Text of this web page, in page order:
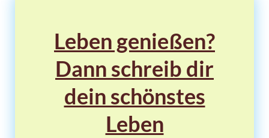
Leben genießen?
Dann schreib dir
dein schönstes
Leben